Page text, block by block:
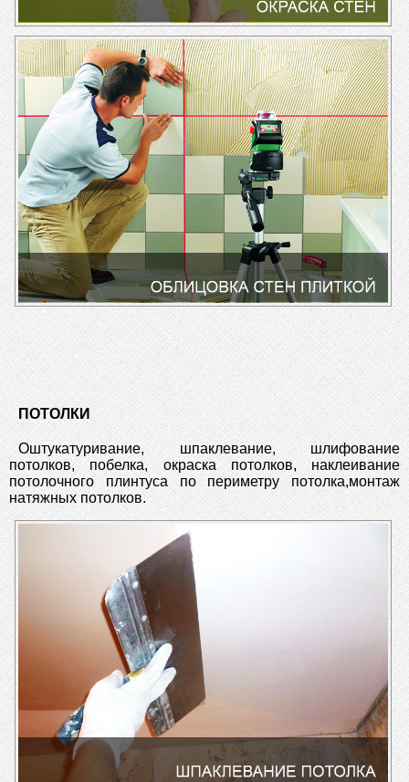
ПОТОЛКИ
Оштукатуривание, шпаклевание, шлифование
потолков, побелка, окраска потолков, наклеивание
потолочного плинтуса по периметру потолка,монтаж
натяжных потолков.